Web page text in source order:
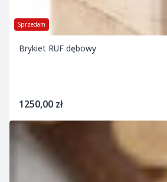
Sprzedam
Brykiet RUF dębowy
1250,00 zł